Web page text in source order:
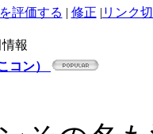
評価する | 修正 | リンク
報
コン）